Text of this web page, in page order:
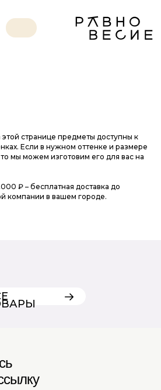
странице предметы доступны к
Если в нужном оттенке и размере
мы можем изготовим его для вас на
₽ – беcплатная доставка до
компании в вашем городе.